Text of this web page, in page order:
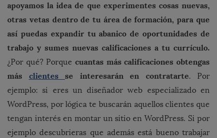
apoyamos la idea de que experimentes cosas nuevas,
otras vetas dentro de tu área de formación, para que
así puedas expandir tu abanico de oportunidades de
trabajo y sumes nuevas calificaciones a tu currículo.
¿Por qué? Porque cuantas más calificaciones obtengas
más clientes se interesarán en contratarte. Por
ejemplo: si eres un diseñador web especializado en
WordPress, por lógica te buscarán aquellos clientes que
tengan interés en montar un sitio en WordPress. Si por
ejemplo descubrieras que además está bueno trabajar